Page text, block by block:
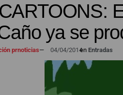
ya se
prnoticias— 04/04/2014en Entradas